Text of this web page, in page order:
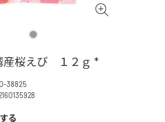
桜えび １２ｇ *
38825
る